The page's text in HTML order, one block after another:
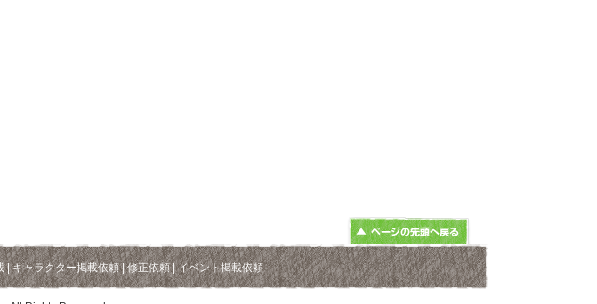
|キャラクター掲載依頼|修正依頼|イベント掲載依頼